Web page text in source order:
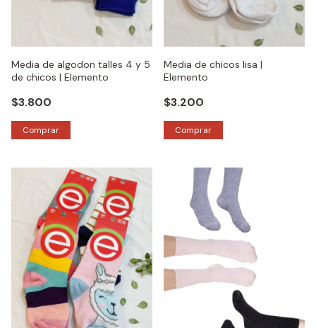
Media de algodon talles 4 y 5
de chicos | Elemento
$3.800
Comprar
Media de chicos lisa |
Elemento
$3.200
Comprar